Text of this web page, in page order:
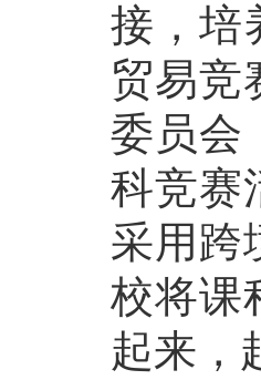
接，培
贸易竞
委员会
科竞赛
采用跨
校将课
起来，